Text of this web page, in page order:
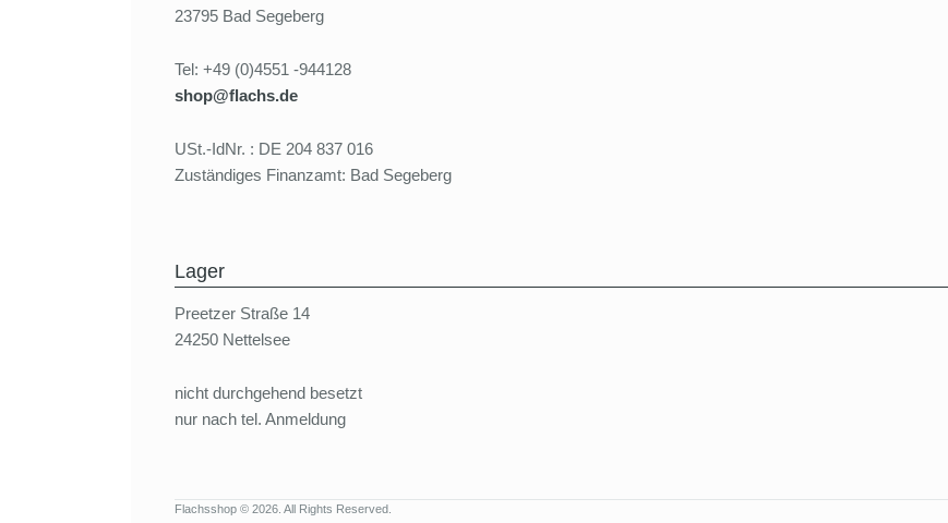
23795 Bad Segeberg
Tel: +49 (0)4551 -944128
shop@flachs.de
USt.-IdNr. : DE 204 837 016
Zuständiges Finanzamt: Bad Segeberg
Lager
Preetzer Straße 14
24250 Nettelsee
nicht durchgehend besetzt
nur nach tel. Anmeldung
Flachsshop © 2026. All Rights Reserved.